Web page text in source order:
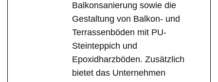
Balkonsanierung sowie die
Gestaltung von Balkon- und
Terrassenböden mit PU-
Steinteppich und
Epoxidharzböden. Zusätzlich
bietet das Unternehmen